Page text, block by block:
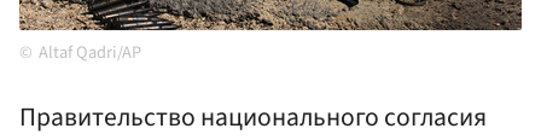
Altaf Qadri/AP
Правительство национального согласия